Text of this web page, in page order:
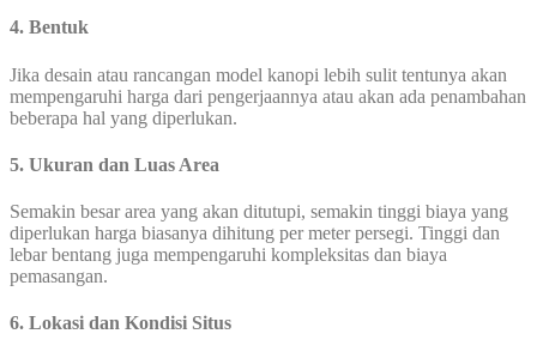
4. Bentuk
Jika desain atau rancangan model kanopi lebih sulit tentunya akan
mempengaruhi harga dari pengerjaannya atau akan ada penambahan
beberapa hal yang diperlukan.
5. Ukuran dan Luas Area
Semakin besar area yang akan ditutupi, semakin tinggi biaya yang
diperlukan harga biasanya dihitung per meter persegi. Tinggi dan
lebar bentang juga mempengaruhi kompleksitas dan biaya
pemasangan.
6. Lokasi dan Kondisi Situs